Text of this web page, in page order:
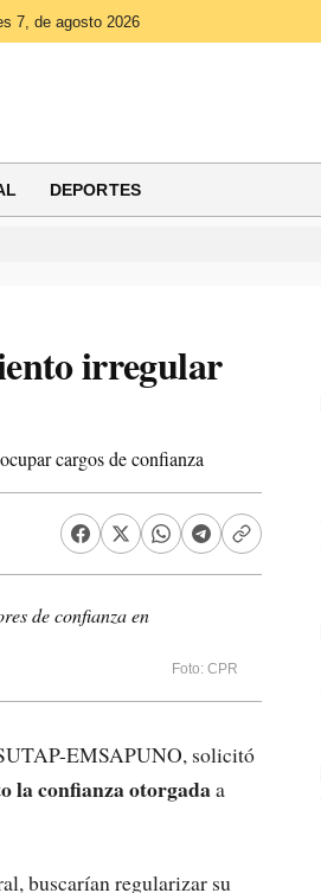
7, de agosto 2026
DEPORTES
irregular
cargos de confianza
de confianza en
Foto: CPR
EMSAPUNO, solicitó
la confianza otorgadaa
buscarían regularizar su